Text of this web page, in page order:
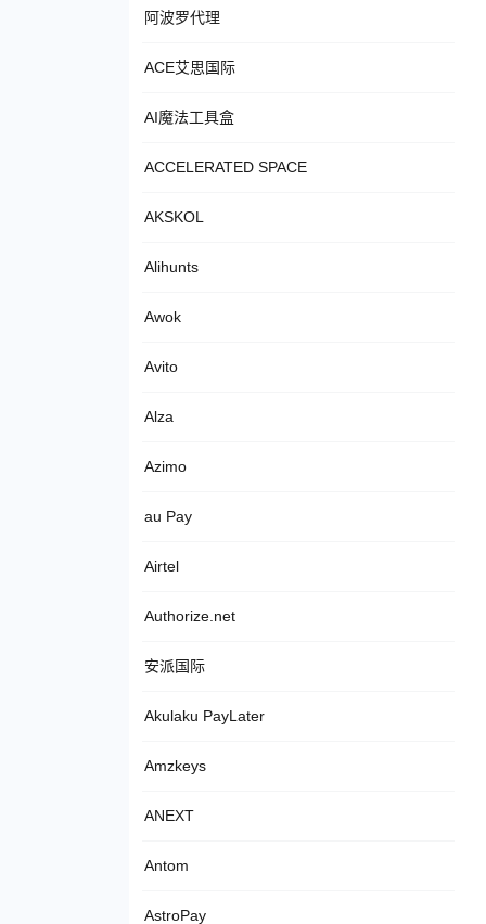
阿波罗代理
ACE艾思国际
AI魔法工具盒
ACCELERATED SPACE
AKSKOL
Alihunts
Awok
Avito
Alza
Azimo
au Pay
Airtel
Authorize.net
安派国际
Akulaku PayLater
Amzkeys
ANEXT
Antom
AstroPay